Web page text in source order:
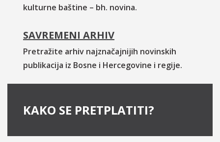
kulturne baštine – bh. novina.
SAVREMENI ARHIV
Pretražite arhiv najznačajnijih novinskih
publikacija iz Bosne i Hercegovine i regije.
KAKO SE PRETPLATITI?